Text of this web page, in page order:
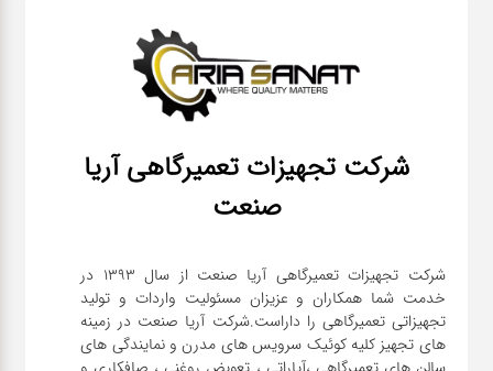
شرکت تجهیزات تعمیرگاهی آریا
صنعت
شرکت تجهیزات تعمیرگاهی آریا صنعت از سال ۱۳۹۳ در
خدمت شما همکاران و عزیزان مسئولیت واردات و تولید
تجهیزاتی تعمیرگاهی را داراست.شرکت آریا صنعت در زمینه
های تجهیز کلیه کوئیک سرویس های مدرن و نمایندگی های